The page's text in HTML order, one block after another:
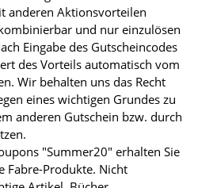
anderen Aktionsvorteilen
und nur einzulösen
Eingabe des Gutscheincodes
des Vorteils automatisch vom
Wir behalten uns das Recht
eines wichtigen Grundes zu
anderen Gutschein bzw. durch
"Summer20" erhalten Sie
Fabre-Produkte. Nicht